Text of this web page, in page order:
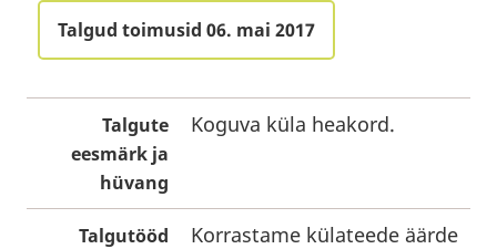
Talgud toimusid 06. mai 2017
Talgute
eesmärk ja
hüvang
Koguva küla heakord.
Talgutööd
Korrastame külateede äärde